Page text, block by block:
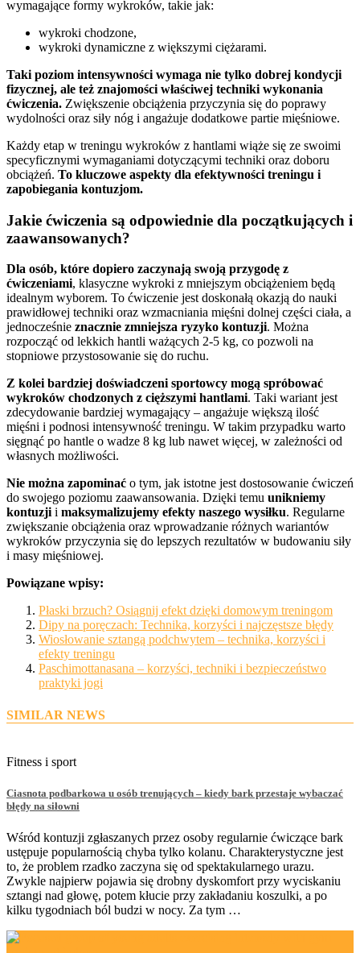
wymagające formy wykroków, takie jak:
wykroki chodzone,
wykroki dynamiczne z większymi ciężarami.
Taki poziom intensywności wymaga nie tylko dobrej kondycji
fizycznej, ale też znajomości właściwej techniki wykonania
ćwiczenia. Zwiększenie obciążenia przyczynia się do poprawy
wydolności oraz siły nóg i angażuje dodatkowe partie mięśniowe.
Każdy etap w treningu wykroków z hantlami wiąże się ze swoimi
specyficznymi wymaganiami dotyczącymi techniki oraz doboru
obciążeń. To kluczowe aspekty dla efektywności treningu i
zapobiegania kontuzjom.
Jakie ćwiczenia są odpowiednie dla początkujących i
zaawansowanych?
Dla osób, które dopiero zaczynają swoją przygodę z
ćwiczeniami, klasyczne wykroki z mniejszym obciążeniem będą
idealnym wyborem. To ćwiczenie jest doskonałą okazją do nauki
prawidłowej techniki oraz wzmacniania mięśni dolnej części ciała, a
jednocześnie znacznie zmniejsza ryzyko kontuzji. Można
rozpocząć od lekkich hantli ważących 2-5 kg, co pozwoli na
stopniowe przystosowanie się do ruchu.
Z kolei bardziej doświadczeni sportowcy mogą spróbować
wykroków chodzonych z cięższymi hantlami. Taki wariant jest
zdecydowanie bardziej wymagający – angażuje większą ilość
mięśni i podnosi intensywność treningu. W takim przypadku warto
sięgnąć po hantle o wadze 8 kg lub nawet więcej, w zależności od
własnych możliwości.
Nie można zapominać o tym, jak istotne jest dostosowanie ćwiczeń
do swojego poziomu zaawansowania. Dzięki temu unikniemy
kontuzjii maksymalizujemy efekty naszego wysiłku. Regularne
zwiększanie obciążenia oraz wprowadzanie różnych wariantów
wykroków przyczynia się do lepszych rezultatów w budowaniu siły
i masy mięśniowej.
Powiązane wpisy:
Płaski brzuch? Osiągnij efekt dzięki domowym treningom
Dipy na poręczach: Technika, korzyści i najczęstsze błędy
Wiosłowanie sztangą podchwytem – technika, korzyści i
efekty treningu
Paschimottanasana – korzyści, techniki i bezpieczeństwo
praktyki jogi
SIMILAR NEWS
Fitness i sport
Ciasnota podbarkowa u osób trenujących – kiedy bark przestaje wybaczać
błędy na siłowni
Wśród kontuzji zgłaszanych przez osoby regularnie ćwiczące bark
ustępuje popularnością chyba tylko kolanu. Charakterystyczne jest
to, że problem rzadko zaczyna się od spektakularnego urazu.
Zwykle najpierw pojawia się drobny dyskomfort przy wyciskaniu
sztangi nad głowę, potem kłucie przy zakładaniu koszulki, a po
kilku tygodniach ból budzi w nocy. Za tym …